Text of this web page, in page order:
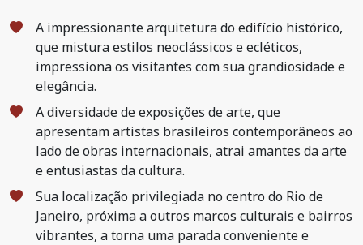
A impressionante arquitetura do edifício histórico,
que mistura estilos neoclássicos e ecléticos,
impressiona os visitantes com sua grandiosidade e
elegância.
A diversidade de exposições de arte, que
apresentam artistas brasileiros contemporâneos ao
lado de obras internacionais, atrai amantes da arte
e entusiastas da cultura.
Sua localização privilegiada no centro do Rio de
Janeiro, próxima a outros marcos culturais e bairros
vibrantes, a torna uma parada conveniente e